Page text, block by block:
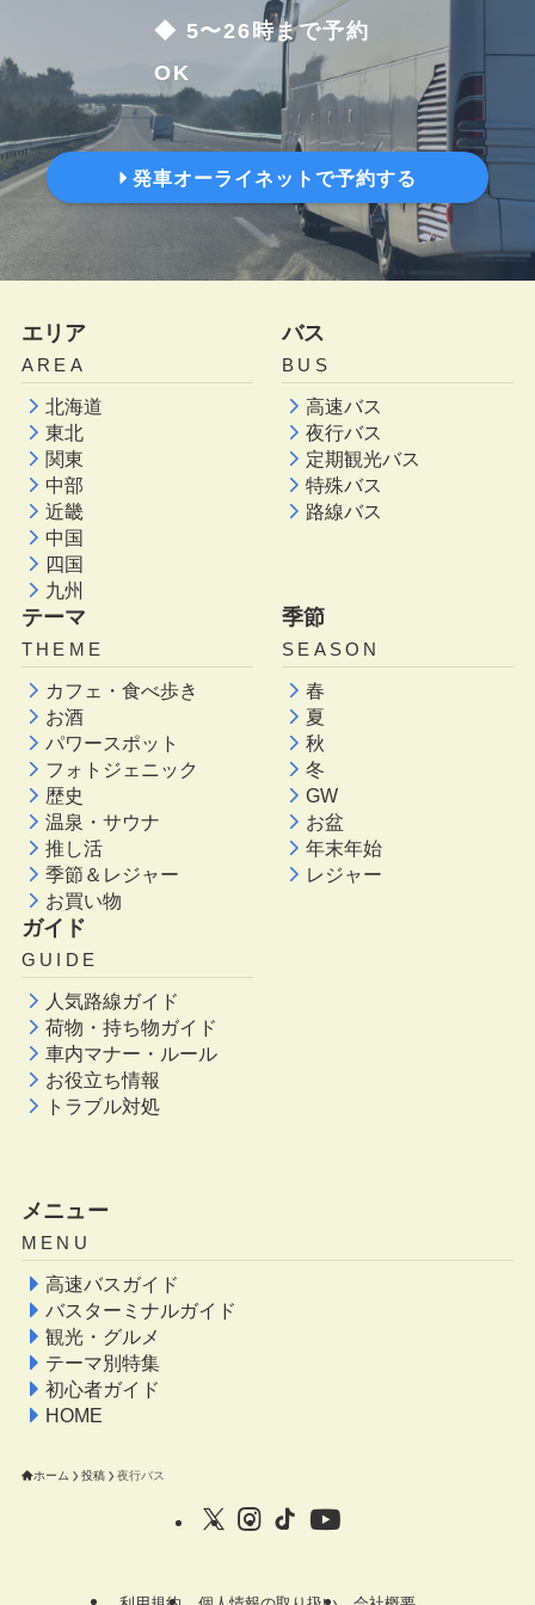
◆ 5〜26時まで予約
OK
発車オーライネットで予約する
エリア
AREA
北海道
東北
関東
中部
近畿
中国
四国
九州
バス
BUS
高速バス
夜行バス
定期観光バス
特殊バス
路線バス
テーマ
THEME
カフェ・食べ歩き
お酒
パワースポット
フォトジェニック
歴史
温泉・サウナ
推し活
季節＆レジャー
お買い物
季節
SEASON
春
夏
秋
冬
GW
お盆
年末年始
レジャー
ガイド
GUIDE
人気路線ガイド
荷物・持ち物ガイド
車内マナー・ルール
お役立ち情報
トラブル対処
メニュー
MENU
高速バスガイド
バスターミナルガイド
観光・グルメ
テーマ別特集
初心者ガイド
HOME
ホーム 投稿 夜行バス